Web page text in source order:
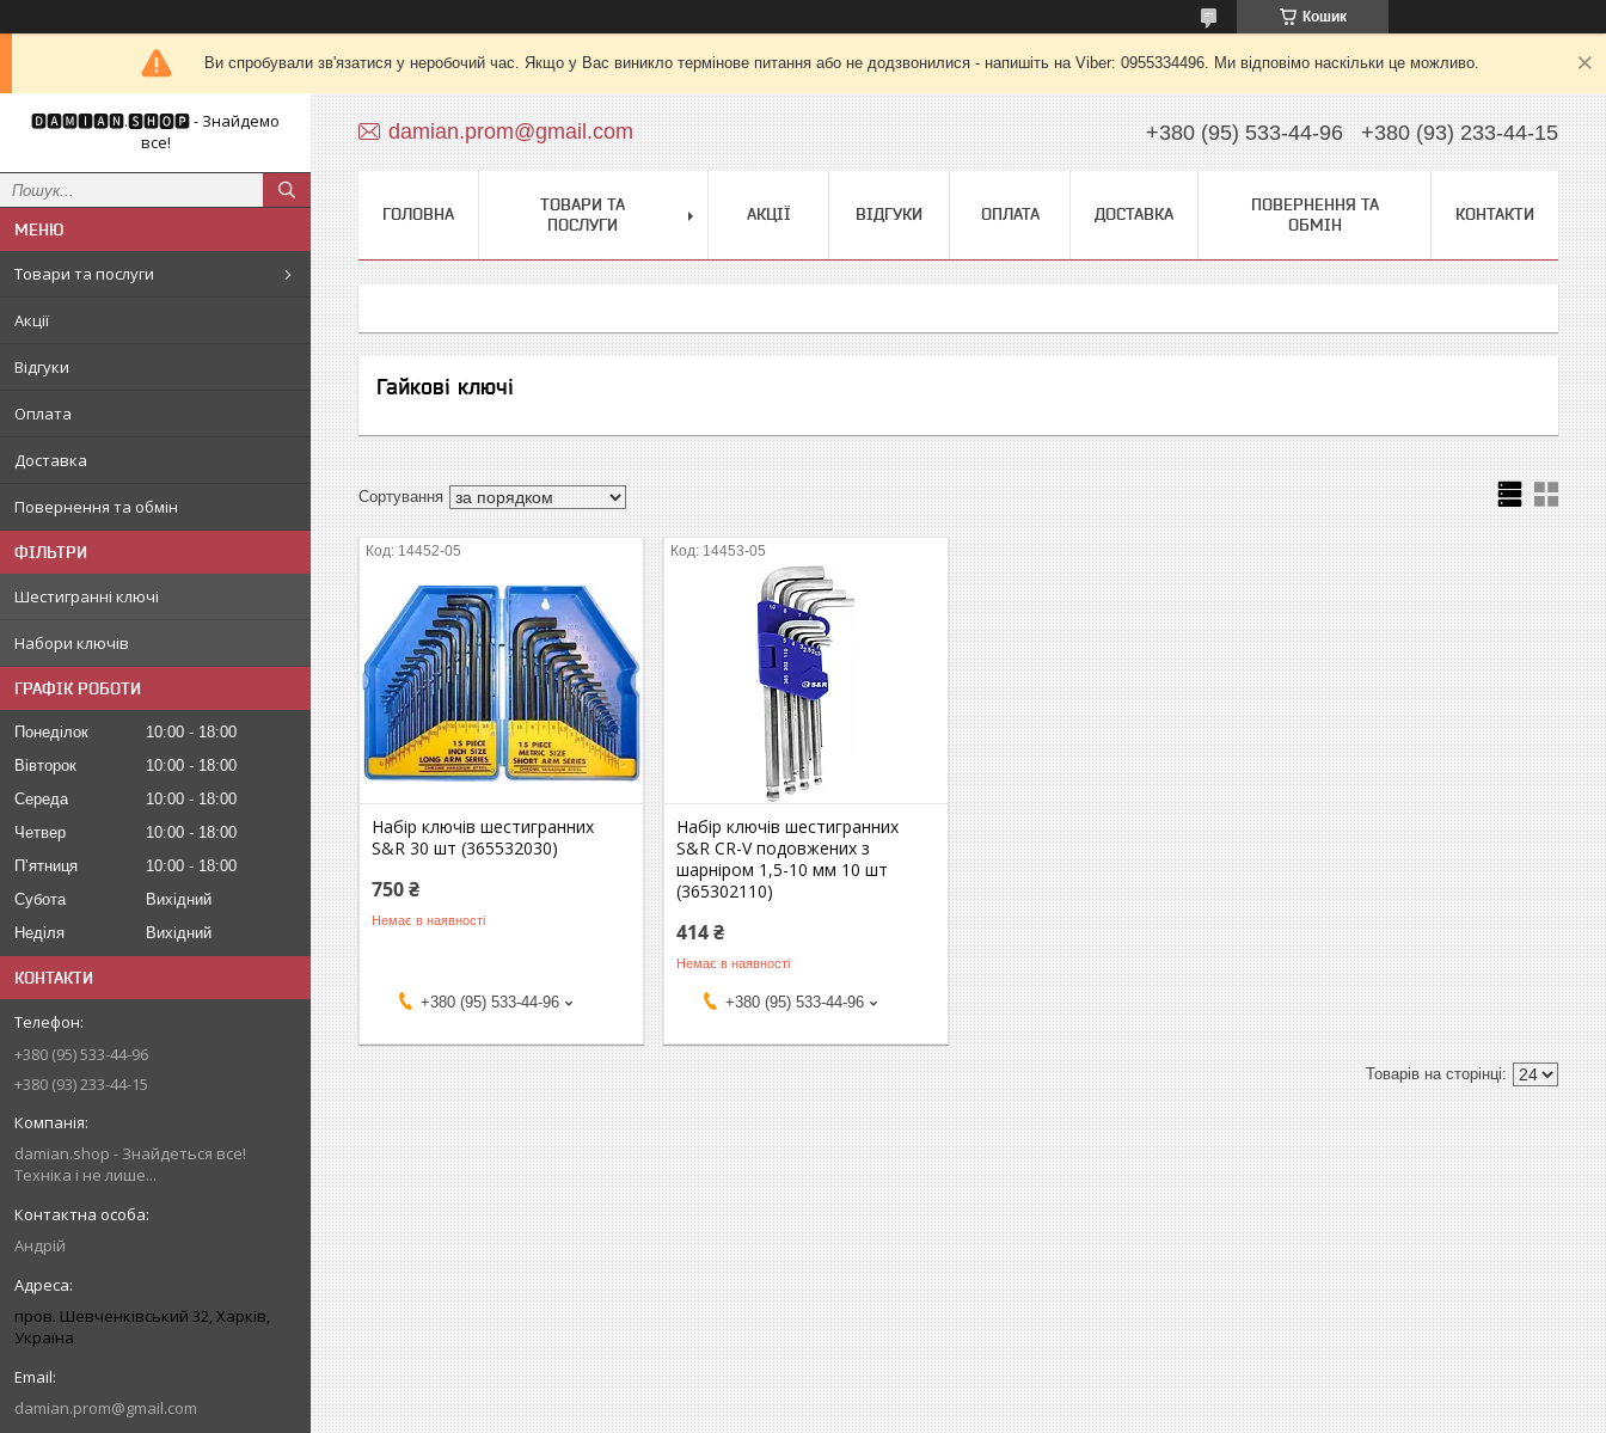
Кошик
Ви спробували зв'язатися у неробочий час. Якщо у Вас виникло термінове питання або не додзвонилися - напишіть на Viber: 0955334496. Ми відповімо наскільки це можливо.
🅳🅰🅼🅸🅰🅽.🆂🅷🅾🅿 - Знайдемо
все!
Товари та послуги
Акції
Відгуки
Оплата
Доставка
Повернення та обмін
ФІЛЬТРИ
Шестигранні ключі
Набори ключів
ГРАФІК РОБОТИ
Понеділок 10:00
18:00
Вівторок
10:00
18:00
Середа
10:00
18:00
Четвер
10:00
18:00
Пʼятниця
10:00
18:00
Субота
Вихідний
Неділя
Вихідний
КОНТАКТИ
+380 (95) 533-44-96
+380 (93) 233-44-15
damian.shop - Знайдеться все!
Техніка і не лише...
Андрій
пров. Шевченківський 32, Харків,
Україна
damian.prom@gmail.com
damian.prom@gmail.com +380 (95) 533-44-96 +380 (93) 233-44-15
ГОЛОВНА
ТОВАРИ ТА
ПОСЛУГИ
АКЦІЇ ВІДГУКИ ОПЛАТА ДОСТАВКА
ПОВЕРНЕННЯ ТА
ОБМІН
КОНТАКТИ
Гайкові ключі
14452-05
Набір ключів шестигранних
S&R 30 шт (365532030)
750 ₴
Немає в наявності
+380 (95) 533-44-96
14453-05
Набір ключів шестигранних
S&R CR-V подовжених з
шарніром 1,5-10 мм 10 шт
(365302110)
414 ₴
Немає в наявності
+380 (95) 533-44-96